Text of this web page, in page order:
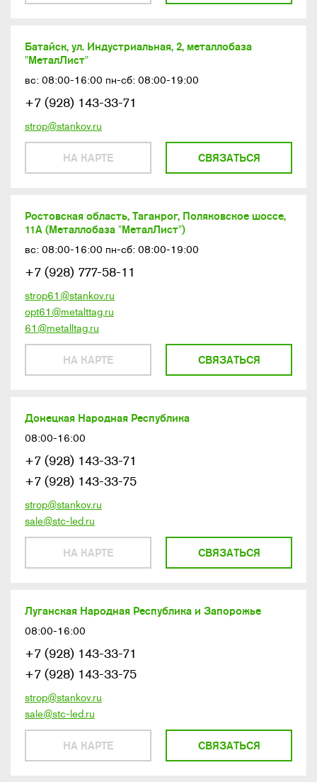
Батайск, ул. Индустриальная, 2, металлобаза
"МеталЛист"
вс: 08:00-16:00 пн-сб: 08:00-19:00
НА КАРТЕ
+7 (928) 143-33-71
strop@stankov.ru
СВЯЗАТЬСЯ
Ростовская область, Таганрог, Поляковское шоссе,
11А (Металлобаза "МеталЛист")
вс: 08:00-16:00 пн-сб: 08:00-19:00
НА КАРТЕ
+7 (928) 777-58-11
strop61@stankov.ru
opt61@metalttag.ru
61@metalltag.ru
СВЯЗАТЬСЯ
Донецкая Народная Республика
08:00-16:00
НА КАРТЕ
+7 (928) 143-33-71
+7 (928) 143-33-75
strop@stankov.ru
sale@stc-led.ru
СВЯЗАТЬСЯ
Луганская Народная Республика и Запорожье
08:00-16:00
НА КАРТЕ
+7 (928) 143-33-71
+7 (928) 143-33-75
strop@stankov.ru
sale@stc-led.ru
СВЯЗАТЬСЯ